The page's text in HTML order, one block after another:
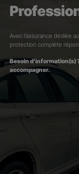
Avec l’assurance dédiée
protection complète
Besoin d’information(s)
accompagner.